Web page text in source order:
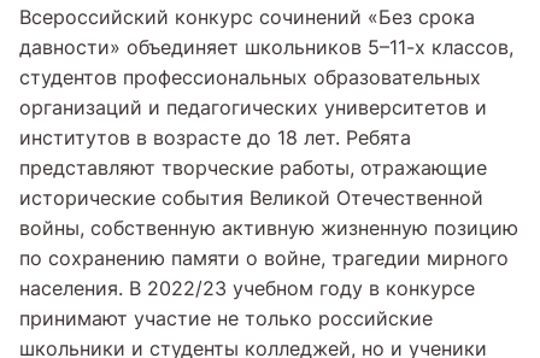
Всероссийский конкурс сочинений «Без срока
давности» объединяет школьников 5–11-х классов,
студентов профессиональных образовательных
организаций и педагогических университетов и
институтов в возрасте до 18 лет. Ребята
представляют творческие работы, отражающие
исторические события Великой Отечественной
войны, собственную активную жизненную позицию
по сохранению памяти о войне, трагедии мирного
населения. В 2022/23 учебном году в конкурсе
принимают участие не только российские
школьники и студенты колледжей, но и ученики